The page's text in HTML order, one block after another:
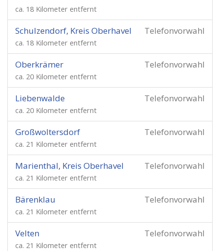
ca. 18 Kilometer entfernt
Telefonvorwahl
Schulzendorf, Kreis Oberhavel
ca. 18 Kilometer entfernt
Telefonvorwahl
Oberkrämer
ca. 20 Kilometer entfernt
Telefonvorwahl
Liebenwalde
ca. 20 Kilometer entfernt
Telefonvorwahl
Großwoltersdorf
ca. 21 Kilometer entfernt
Telefonvorwahl
Marienthal, Kreis Oberhavel
ca. 21 Kilometer entfernt
Telefonvorwahl
Bärenklau
ca. 21 Kilometer entfernt
Telefonvorwahl
Velten
ca. 21 Kilometer entfernt